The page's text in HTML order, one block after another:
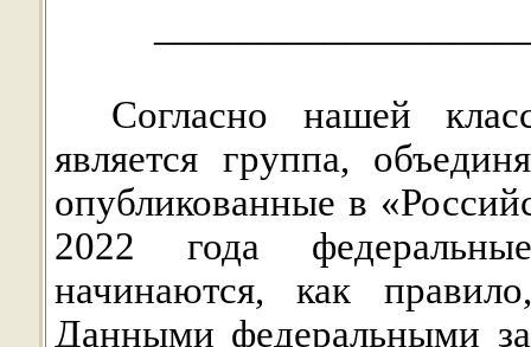
Согласно нашей
является группа,
опубликованные в
2022 года
начинаются, как
Данными федеральными